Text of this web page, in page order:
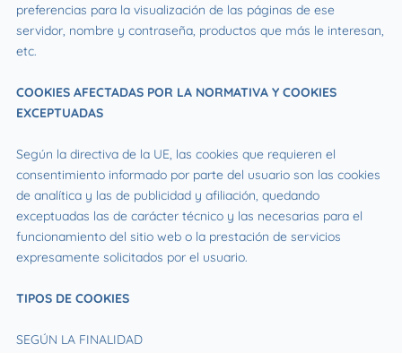
preferencias para la visualización de las páginas de ese
servidor, nombre y contraseña, productos que más le interesan,
etc.
COOKIES AFECTADAS POR LA NORMATIVA Y COOKIES
EXCEPTUADAS
Según la directiva de la UE, las cookies que requieren el
consentimiento informado por parte del usuario son las cookies
de analítica y las de publicidad y afiliación, quedando
exceptuadas las de carácter técnico y las necesarias para el
funcionamiento del sitio web o la prestación de servicios
expresamente solicitados por el usuario.
TIPOS DE COOKIES
SEGÚN LA FINALIDAD